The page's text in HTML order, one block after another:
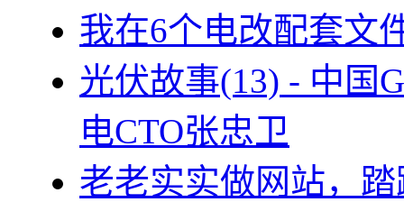
我在6个电改配套文
光伏故事(13) - 中国
电CTO张忠卫
老老实实做网站，